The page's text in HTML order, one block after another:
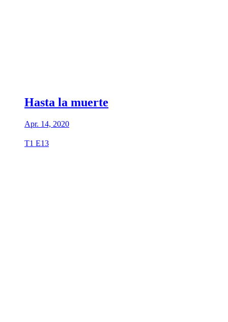
Hasta la muerte
Apr. 14, 2020
T1 E13